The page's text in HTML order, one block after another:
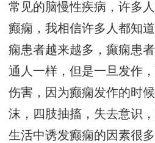
常见的脑慢性疾病，许多
癫痫，我相信许多人都知
痫患者越来越多，癫痫患
通人一样，但是一旦发作
伤害，因为癫痫发作的时
沫，四肢抽搐，失去意识
生活中诱发癫痫的因素很